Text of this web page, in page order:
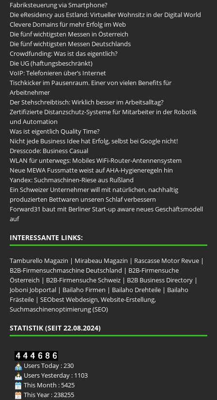
Fabriksteuerung via Smartphone?
Die eResidency aus Estland: Virtueller Wohnsitz in der Digital World
Clevere Domains für mehr Erfolg im Web
Die fünf wichtigsten Messen in Österreich
Die fünf wichtigsten Messen Deutschlands
Crowdfunding: Was ist das eigentlich?
Die UG (haftungsbeschränkt)
VoIP: Telefonieren über’s Internet
Tischkicker im Pausenraum. Einer von vielen Benefits für
Arbeitnehmer
Der Stehschreibtisch: Wirklich besser im Arbeitsalltag?
Zertifizierte Distanzschutz-Systeme für Mitarbeiter in der Robotik
und Automation
Was ist eigentlich Quality Time?
Nicht jede Business Idee hat Erfolg, selbst bei Google nicht!
Dresscode: Business Casual
WLAN für unterwegs: Mobiles WiFi-Router-Antennensystem
Neue MEWA Fussmatte weist auf AHA-Hygieneregeln hin
Yandex: Suchmaschinen-Riese aus Rußland
Ein Schweizer Unternehmer will mit natürlichen, nachhaltig
produzierten Bettwaren unseren Schlaf verbessern
Forward31 baut mit Berliner Start-up aware neues Geschäftsmodell
auf
INTERESSANTE LINKS:
Tamburello Magazin | Mirabeau Magazin | Rascasse Motor Revue |
B2B-Firmensuchmaschine Deutschland | B2B-Firmensuche
Österreich | B2B-Firmensuche Schweiz | B2B Business Directory |
Joboni Jobportal | Bailaho Firmen | Bailaho Drehteile | Bailaho
Frästeile | SEObest Webdesign, Website-Erstellung,
Suchmaschinenoptimierung (SEO)
STATISTIK (SEIT 22.08.2024)
Users Today : 230
Users Yesterday : 1103
This Month : 5425
This Year : 238255